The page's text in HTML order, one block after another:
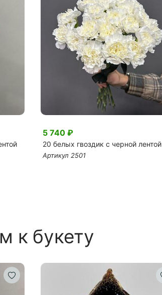
5 740 ₽
20 белых гвоздик с черной лентой
Артикул 2501
к букету